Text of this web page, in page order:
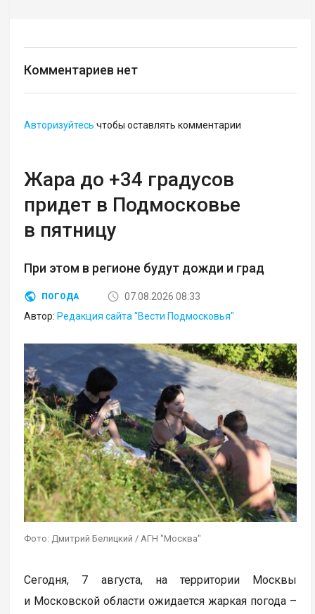
Комментариев нет
Авторизуйтесь чтобы оставлять комментарии
Жара до +34 градусов
придет в Подмосковье
в пятницу
При этом в регионе будут дожди и град
ПОГОДА
07.08.2026 08:33
Автор: Редакция сайта "Вести Подмосковья"
Фото: Дмитрий Белицкий / АГН "Москва"
Сегодня, 7 августа, на территории Москвы
и Московской области ожидается жаркая погода –